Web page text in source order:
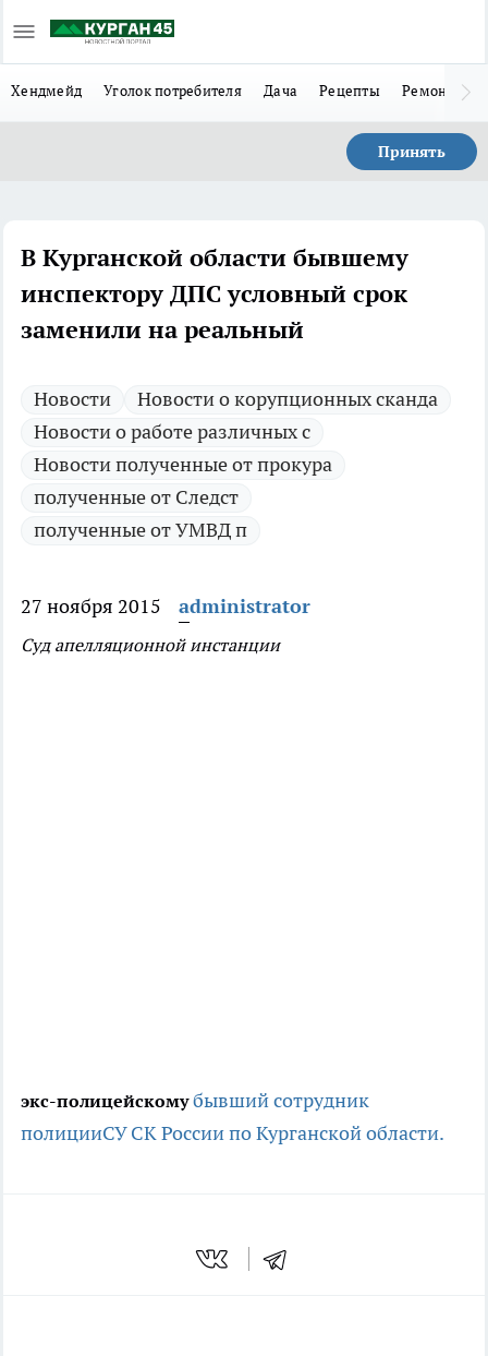
Хендмейд Уголок потребителя Дача Рецепты Ремонт
Принять
В Курганской области бывшему
инспектору ДПС условный срок
заменили на реальный
Новости
Новости о корупционных сканда
Новости о работе различных с
Новости полученные от прокура
полученные от Следст
полученные от УМВД п
27 ноября 2015 administrator
Суд апелляционной инстанции
экс-полицейскомубывший сотрудник
полицииСУ СК России по Курганской области.